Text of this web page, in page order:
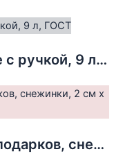
Ведро оцинкованное с ручкой, 9 л, ГОСТ
Лента для декора и подарков, снежинки, 2 см х 45 м